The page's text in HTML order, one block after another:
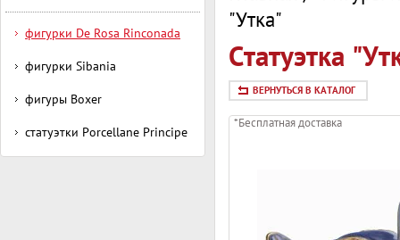
"Утка"
Статуэтка
ВЕРНУТЬСЯ В КАТАЛОГ
*Бесплатная доставка
фигурки De Rosa Rinconada
фигурки Sibania
фигуры Boxer
статуэтки Porcellane Principe